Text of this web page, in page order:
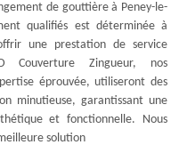
de gouttière à Peney-le-
qualifiés est déterminée à
une prestation de service
Couverture Zingueur, nos
éprouvée, utiliseront des
minutieuse, garantissant une
et fonctionnelle. Nous
solution